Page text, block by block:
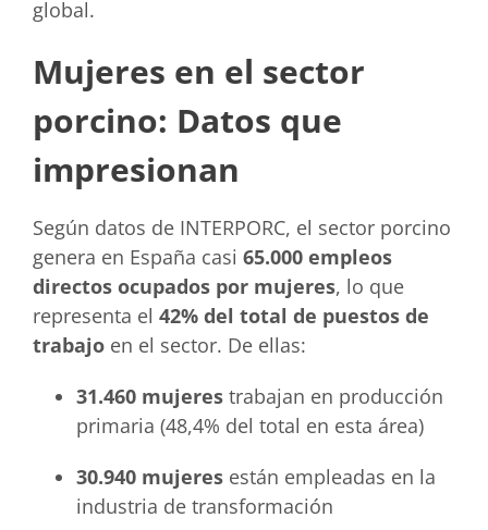
global.
Mujeres en el sector
porcino: Datos que
impresionan
Según datos de INTERPORC, el sector porcino
genera en España casi 65.000 empleos
directos ocupados por mujeres, lo que
representa el 42% del total de puestos de
trabajo en el sector. De ellas:
31.460 mujeres trabajan en producción
primaria (48,4% del total en esta área)
30.940 mujeres están empleadas en la
industria de transformación